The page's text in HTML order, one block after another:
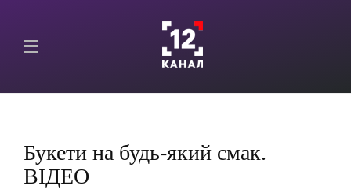
Букети на будь-який смак.
ВІДЕО